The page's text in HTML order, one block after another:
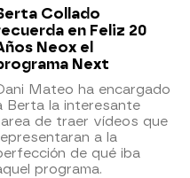
Collado
en Feliz 20
Neox el
Next
Mateo ha encargado
Berta la interesante
de traer vídeos que
a la
de qué iba
programa.